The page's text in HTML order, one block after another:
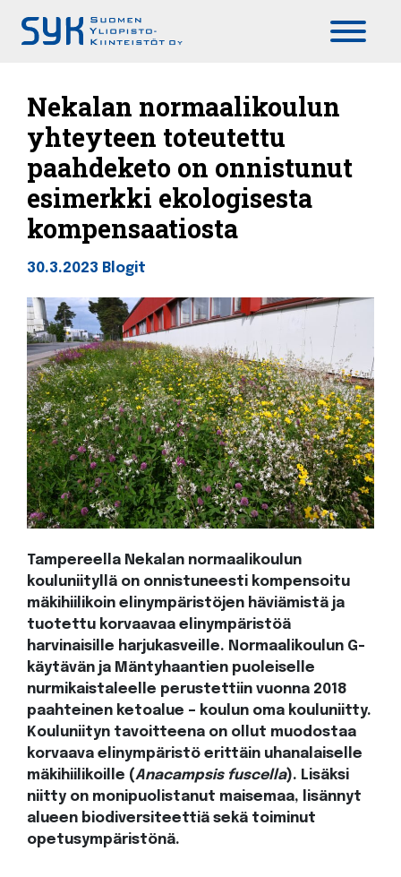
Nekalan normaalikoulun
yhteyteen toteutettu
paahdeketo on onnistunut
esimerkki ekologisesta
kompensaatiosta
30.3.2023 Blogit
Tampereella Nekalan normaalikoulun
kouluniityllä on onnistuneesti kompensoitu
mäkihiilikoin elinympäristöjen häviämistä ja
tuotettu korvaavaa elinympäristöä
harvinaisille harjukasveille. Normaalikoulun G-
käytävän ja Mäntyhaantien puoleiselle
nurmikaistaleelle perustettiin vuonna 2018
paahteinen ketoalue – koulun oma kouluniitty.
Kouluniityn tavoitteena on ollut muodostaa
korvaava elinympäristö erittäin uhanalaiselle
mäkihiilikoille (Anacampsis fuscella). Lisäksi
niitty on monipuolistanut maisemaa, lisännyt
alueen biodiversiteettiä sekä toiminut
opetusympäristönä.